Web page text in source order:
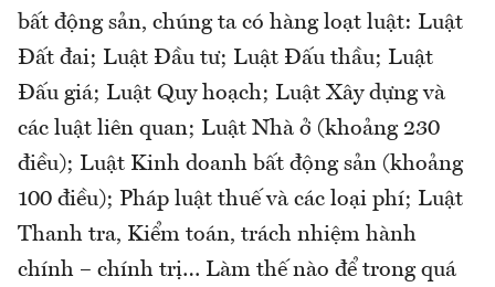
bất động sản, chúng ta có hàng loạt luật: Luật
Đất đai; Luật Đầu tư; Luật Đấu thầu; Luật
Đấu giá; Luật Quy hoạch; Luật Xây dựng và
các luật liên quan; Luật Nhà ở (khoảng 230
điều); Luật Kinh doanh bất động sản (khoảng
100 điều); Pháp luật thuế và các loại phí; Luật
Thanh tra, Kiểm toán, trách nhiệm hành
chính – chính trị… Làm thế nào để trong quá